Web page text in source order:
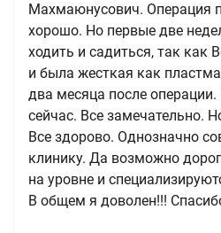
Махмаюнусович. Операция
хорошо. Но первые две
ходить и садиться, так как
и была жесткая как
два месяца после
сейчас. Все замечательно.
Все здорово. Однозначно
клинику. Да возможно
на уровне и
В общем я доволен!!!